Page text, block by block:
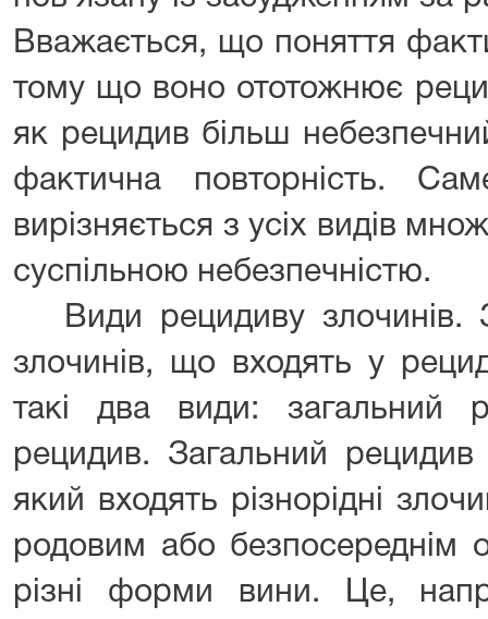
Вважається, що поняття
тому що воно ототожнює
як рецидив більш
фактична повторність.
вирізняється з усіх видів
суспільною небезпечністю.
Види рецидиву злочинів.
злочинів, що входять у
такі два види: загальний
рецидив. Загальний
який входять різнорідні
родовим або безпосереднім
різні форми вини. Це,